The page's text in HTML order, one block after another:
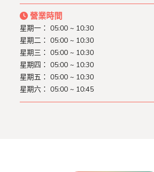
營業時間
星期一： 05:00 ~ 10:30
星期二： 05:00 ~ 10:30
星期三： 05:00 ~ 10:30
星期四： 05:00 ~ 10:30
星期五： 05:00 ~ 10:30
星期六： 05:00 ~ 10:45